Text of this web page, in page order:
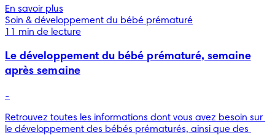
En savoir plus
Soin & développement du bébé prématuré
11 min de lecture
Le développement du bébé prématuré, semaine
après semaine
-
Retrouvez toutes les informations dont vous avez besoin sur
le développement des bébés prématurés, ainsi que des